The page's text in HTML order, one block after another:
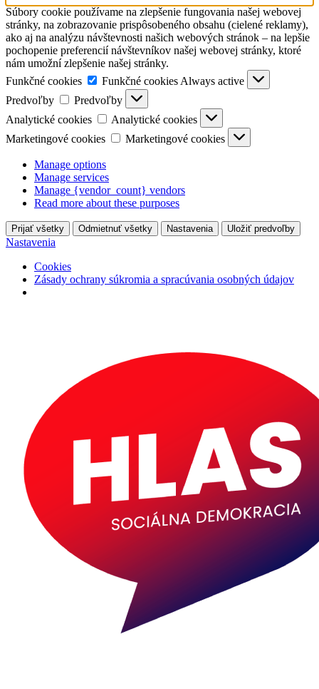
Súbory cookie používame na zlepšenie fungovania našej webovej
stránky, na zobrazovanie prispôsobeného obsahu (cielené reklamy),
ako aj na analýzu návštevnosti našich webových stránok – na lepšie
pochopenie preferencií návštevníkov našej webovej stránky, ktoré
nám umožní zlepšenie našej stránky.
Funkčné cookies
Funkčné cookies Always active
Predvoľby
Predvoľby
Analytické cookies
Analytické cookies
Marketingové cookies
Marketingové cookies
Manage options
Manage services
Manage {vendor_count} vendors
Read more about these purposes
Prijať všetky Odmietnuť všetky Nastavenia Uložiť predvoľby
Nastavenia
Cookies
Zásady ochrany súkromia a spracúvania osobných údajov